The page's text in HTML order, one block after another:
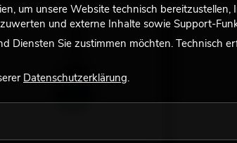
um unsere Website technisch bereitzustellen,
und externe Inhalte sowie Support-
Diensten Sie zustimmen möchten. Technisch
Datenschutzerklärung.